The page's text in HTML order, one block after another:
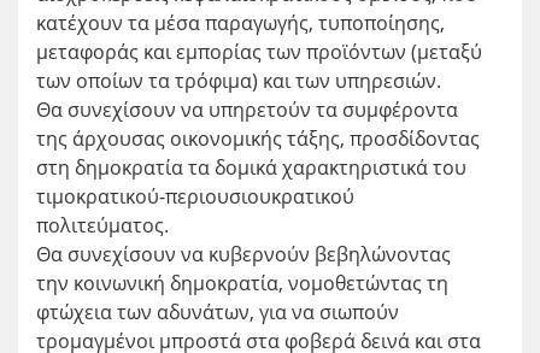
κατέχουν τα μέσα παραγωγής, τυποποίησης,
μεταφοράς και εμπορίας των προϊόντων (μεταξύ
των οποίων τα τρόφιμα) και των υπηρεσιών.
Θα συνεχίσουν να υπηρετούν τα συμφέροντα
της άρχουσας οικονομικής τάξης, προσδίδοντας
στη δημοκρατία τα δομικά χαρακτηριστικά του
τιμοκρατικού-περιουσιουκρατικού
πολιτεύματος.
Θα συνεχίσουν να κυβερνούν βεβηλώνοντας
την κοινωνική δημοκρατία, νομοθετώντας τη
φτώχεια των αδυνάτων, για να σιωπούν
τρομαγμένοι μπροστά στα φοβερά δεινά και στα